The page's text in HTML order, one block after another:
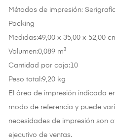
Métodos de impresión:
Packing
Medidas:49,00 x 35,00 x 52,00
Volumen:0,089 m³
Cantidad por caja:10
Peso total:9,20 kg
El área de impresión indicada
modo de referencia y puede
necesidades de impresión son
ejecutivo de ventas.